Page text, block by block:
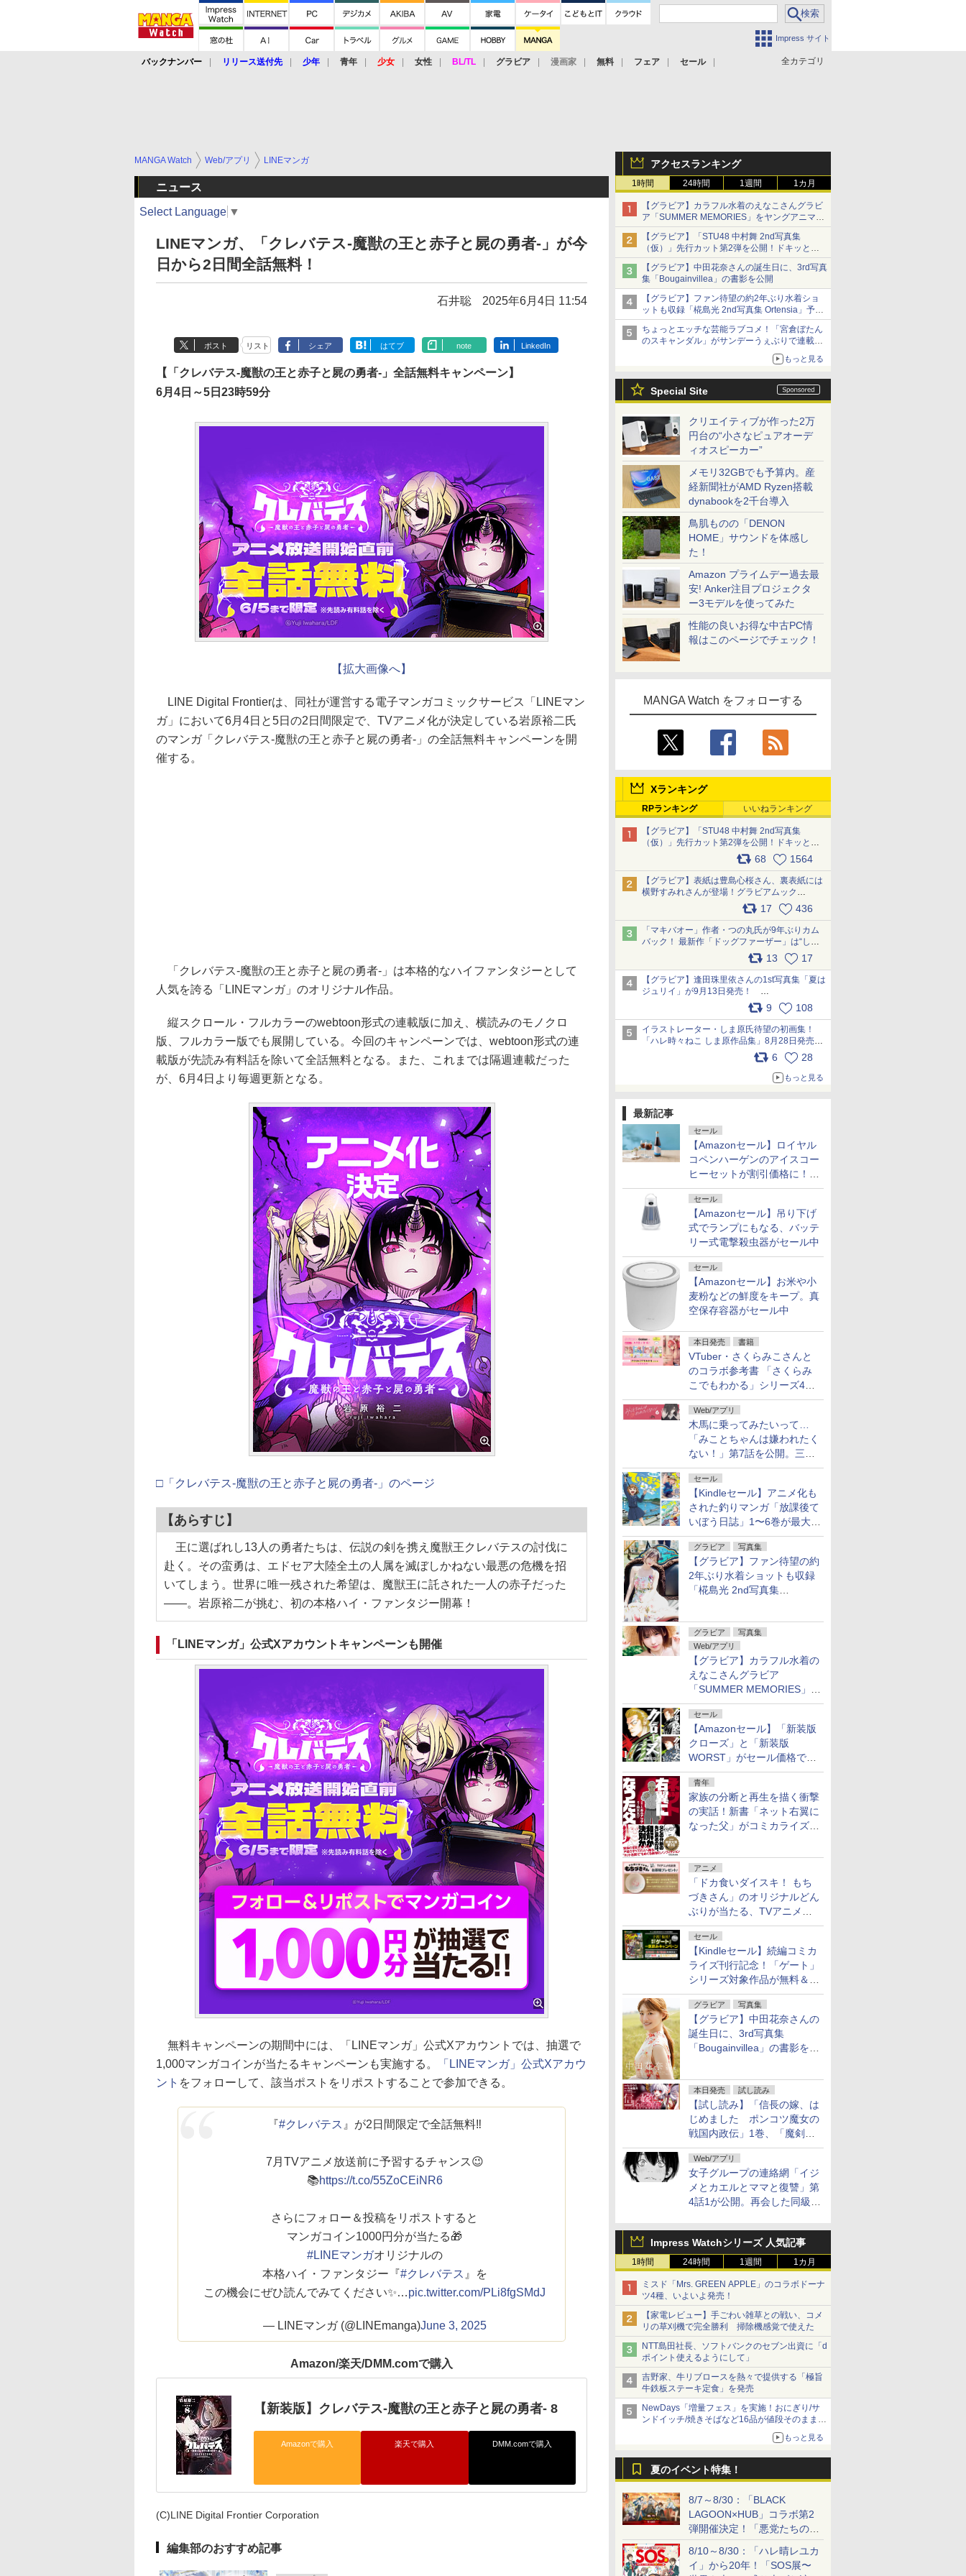
Impress サイト
全カテゴリ
バックナンバー リリース送付先 少年 青年 少女 女性 BL/TL グラビア 漫画家 無料 フェア セール
アクセスランキング
1時間 24時間 1週間 1カ月
【グラビア】カラフル水着のえなこさんグラビ
ア「SUMMER MEMORIES」をヤングアニマル
Webで公開中
【グラビア】「STU48 中村舞 2nd写真集
（仮）」先行カット第2弾を公開！ドキッとす
るランジェリーカットなど新たな挑戦
【グラビア】中田花奈さんの誕生日に、3rd写真
集「Bougainvillea」の書影を公開
【グラビア】ファン待望の約2年ぶり水着ショ
ットも収録「椛島光 2nd写真集 Ortensia」予約
受付開始
10月30日発売
ちょっとエッチな芸能ラブコメ！「宮倉ぼたん
のスキャンダル」がサンデーうぇぶりで連載開
もっと見る
Special Site
クリエイティブが作った2万
円台の“小さなピュアオーデ
ィオスピーカー”
メモリ32GBでも予算内。産
経新聞社がAMD Ryzen搭載
dynabookを2千台導入
鳥肌ものの「DENON
HOME」サウンドを体感し
た！
Amazon プライムデー過去最
安! Anker注目プロジェクタ
ー3モデルを使ってみた
性能の良いお得な中古PC情
報はこのページでチェック！
MANGA Watch をフォローする
Xランキング
RPランキング いいねランキング
【グラビア】「STU48 中村舞 2nd写真集
（仮）」先行カット第2弾を公開！ドキッとす
るランジェリーカットなど新たな挑戦
68 1564
【グラビア】表紙は豊島心桜さん、裏表紙には
横野すみれさんが登場！グラビアムック
「PARADE」2026夏号が本日発売
17 436
「マキバオー」作者・つの丸氏が9年ぶりカム
バック！ 最新作「ドッグファーザー」は“しゃ
べらない動物”とのリアルな暮らしを描く 「も
うこれ以上の幸せはない」……一緒に暮らす愛
犬たちへ… pic.x.com/hEr88DgVyD
13 17
【グラビア】逢田珠里依さんの1st写真集「夏は
ジュリイ」が9月13日発売！
9 108
イラストレーター・しま原氏待望の初画集！
「ハレ時々ねこ しま原作品集」8月28日発売
6 28
もっと見る
最新記事
セール
【Amazonセール】ロイヤル
コペンハーゲンのアイスコー
ヒーセットが割引価格に！夏
のギフトに最適！
セール
【Amazonセール】吊り下げ
式でランプにもなる、バッテ
リー式電撃殺虫器がセール中
セール
【Amazonセール】お米や小
麦粉などの鮮度をキープ。真
空保存容器がセール中
本日発売 書籍
VTuber・さくらみこさんと
のコラボ参考書 「さくらみ
こでもわかる」シリーズ4冊
が本日発売！
Web/アプリ
木馬に乗ってみたいって…
「みことちゃんは嫌われたく
ない！」第7話を公開。三角
じゃない方か
セール
【Kindleセール】アニメ化も
された釣りマンガ「放課後て
いぼう日誌」1〜6巻が最大
50％オフのセール中！
グラビア 写真集
【グラビア】ファン待望の約
2年ぶり水着ショットも収録
「椛島光 2nd写真集
グラビア
写真集
Web/アプリ
【グラビア】カラフル水着の
えなこさんグラビア
「SUMMER MEMORIES」を
ヤングアニマルWebで公開中
セール
【Amazonセール】「新装版
クローズ」と「新装版
WORST」がセール価格で販
売中！
青年
家族の分断と再生を描く衝撃
の実話！新書「ネット右翼に
なった父」がコミカライズ。
アニメ
「ドカ食いダイスキ！ もち
づきさん」のオリジナルどん
ぶりが当たる、TVアニメ公
式Xキャンペーンが開催中！
セール
【Kindleセール】続編コミカ
ライズ刊行記念！「ゲート」
シリーズ対象作品が無料＆最
大80%オフ！
グラビア 写真集
【グラビア】中田花奈さんの
誕生日に、3rd写真集
「Bougainvillea」の書影を公
本日発売 試し読み
【試し読み】「信長の嫁、は
じめました ポンコツ魔女の
戦国内政伝」1巻、「魔剣の
花嫁 -ヴァルキュリア-」1巻
本日発売
Web/アプリ
女子グループの連絡網「イジ
メとカエルとママと復讐」第
4話1が公開。再会した同級生
Impress Watchシリーズ 人気記事
1時間 24時間 1週間 1カ月
ミスド「Mrs. GREEN APPLE」のコラボドーナ
ツ4種、いよいよ発売！
【家電レビュー】手ごわい雑草との戦い、コメ
リの草刈機で完全勝利 掃除機感覚で使えた
NTT島田社長、ソフトバンクのセブン出資に「d
ポイント使えるようにして」
吉野家、牛リブロースを熱々で提供する「極旨
牛鉄板ステーキ定食」を発売
NewDays「増量フェス」を実施！おにぎり/サ
ンドイッチ/焼きそばなど16品が値段そのままで
もっと見る
夏のイベント特集！
8/7～8/30：「BLACK
LAGOON×HUB」コラボ第2
弾開催決定！「悪党たちの休
日」がテーマに
8/10～8/30：「ハレ晴レユカ
イ」から20年！「SOS展〜
MANGA Watch Web/アプリ LINEマンガ
ニュース
Select Language ▼
LINEマンガ、「クレバテス-魔獣の王と⾚⼦と屍の勇者-」が今
日から2日間全話無料！
石井聡 2025年6月4日 11:54
ポスト リスト シェア はてブ note LinkedIn
【「クレバテス-魔獣の王と⾚⼦と屍の勇者-」全話無料キャンペーン】
6月4日～5日23時59分
【拡大画像へ】
LINE Digital Frontierは、同社が運営する電子マンガコミックサービス「LINEマン
ガ」において6月4日と5日の2日間限定で、TVアニメ化が決定している岩原裕⼆氏
のマンガ「クレバテス-魔獣の王と⾚⼦と屍の勇者-」の全話無料キャンペーンを開
催する。
「クレバテス-魔獣の王と⾚⼦と屍の勇者-」は本格的なハイファンタジーとして
人気を誇る「LINEマンガ」のオリジナル作品。
縦スクロール・フルカラーのwebtoon形式の連載版に加え、横読みのモノクロ
版、フルカラー版でも展開している。今回のキャンペーンでは、webtoon形式の連
載版が先読み有料話を除いて全話無料となる。また、これまでは隔週連載だった
が、6月4日より毎週更新となる。
□「クレバテス-魔獣の王と⾚⼦と屍の勇者-」のページ
【あらすじ】
王に選ばれし13人の勇者たちは、伝説の剣を携え魔獣王クレバテスの討伐に
赴く。その蛮勇は、エドセア大陸全土の人属を滅ぼしかねない最悪の危機を招
いてしまう。世界に唯一残された希望は、魔獣王に託された一人の赤子だった
——。岩原裕二が挑む、初の本格ハイ・ファンタジー開幕！
「LINEマンガ」公式Xアカウントキャンペーンも開催
無料キャンペーンの期間中には、「LINEマンガ」公式Xアカウントでは、抽選で
1,000マンガコインが当たるキャンペーンも実施する。
「LINEマンガ」公式Xアカウ
ント をフォローして、該当ポストをリポストすることで参加できる。
『#クレバテス 』が2日間限定で全話無料‼️
7月TVアニメ放送前に予習するチャンス😉
📚https://t.co/55ZoCEiNR6
さらにフォロー＆投稿をリポストすると
マンガコイン1000円分が当たる🎁
#LINEマンガオリジナルの
本格ハイ・ファンタジー『#クレバテス 』を
この機会にぜひ読んでみてください✨…pic.twitter.com/PLi8fgSMdJ
— LINEマンガ (@LINEmanga)June 3, 2025
Amazon/楽天/DMM.comで購入
【新装版】クレバテス-魔獣の王と赤子と屍の勇者- 8
Amazonで購入 楽天で購入 DMM.comで購入
(C)LINE Digital Frontier Corporation
編集部のおすすめ記事